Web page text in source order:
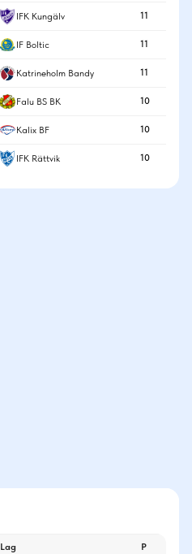
IFK Kungälv 11
IF Boltic 11
Katrineholm Bandy 11
Falu BS BK 10
Kalix BF 10
IFK Rättvik 10
Lag P